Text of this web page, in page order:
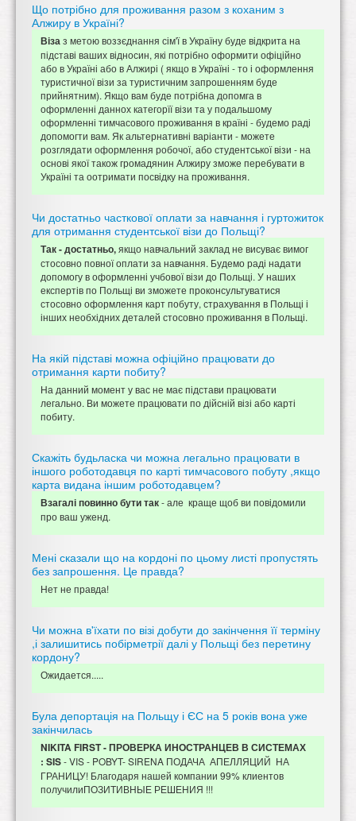
Що потрібно для проживання разом з коханим з
Алжиру в Україні?
Візаз метою воззєднання сім'ї в Україну буде відкрита на
підставі ваших відносин, які потрібно оформити офіційно
або в Україні або в Алжирі ( якщо в Україні - то і оформлення
туристичної візи за туристичним запрошенням буде
прийнятним). Якщо вам буде потрібна допомга в
оформленні даннох категорїї візи та у подальшому
оформленні тимчасового проживання в країні - будемо раді
допомогти вам. Як альтернативні варіанти - можете
розглядати оформлення робочої, або студентської візи - на
основі якої також громадянин Алжиру зможе перебувати в
Україні та оотримати посвідку на проживання.
Чи достатньо часткової оплати за навчання і гуртожиток
для отримання студентської візи до Польщі?
Так - достатньо,якщо навчальний заклад не висуває вимог
стосовно повної оплати за навчання. Будемо раді надати
допомогу в оформленні учбової візи до Польщі. У наших
експертів по Польщі ви зможете проконсультуватися
стосовно оформлення карт побуту, страхування в Польщі і
інших необхідних деталей стосовно проживання в Польщі.
На якій підставі можна офіційно працювати до
отримання карти побиту?
На данний момент у вас не має підстави працювати
легально. Ви можете працювати по дійсній візі або карті
побиту.
Скажіть будьласка чи можна легально працювати в
іншого роботодавця по карті тимчасового побуту ,якщо
карта видана іншим роботодавцем?
Взагалі повинно бути так- але краще щоб ви повідомили
про ваш уженд.
Мені сказали що на кордоні по цьому листі пропустять
без запрошення. Це правда?
Нет не правда!
Чи можна в'їхати по візі добути до закінчення її терміну
,і залишитись побірметрії далі у Польщі без перетину
кордону?
Ожидается.....
Була депортація на Польщу і ЄС на 5 років вона уже
закінчилась
NIKITA FIRST - ПРОВЕРКА ИНОСТРАНЦЕВ В СИСТЕМАХ
: SIS- VIS - POBYT- SIRENA ПОДАЧА АПЕЛЛЯЦИЙ НА
ГРАНИЦУ! Благодаря нашей компании 99% клиентов
получилиПОЗИТИВНЫЕ РЕШЕНИЯ !!!